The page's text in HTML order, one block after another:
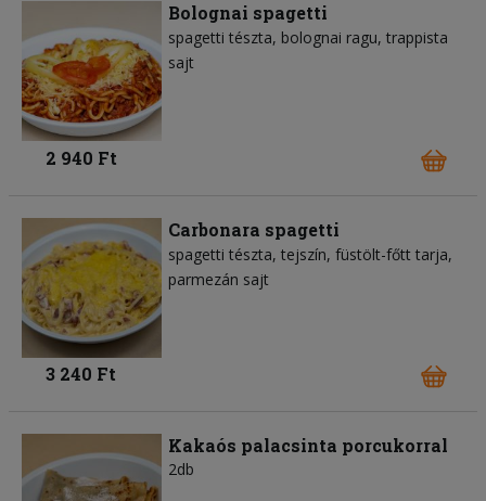
Bolognai spagetti
spagetti tészta bolognai ragu trappista
sajt
2 940 Ft
Carbonara spagetti
spagetti tészta tejszín füstölt-főtt tarja
parmezán sajt
3 240 Ft
Kakaós palacsinta porcukorral
2db